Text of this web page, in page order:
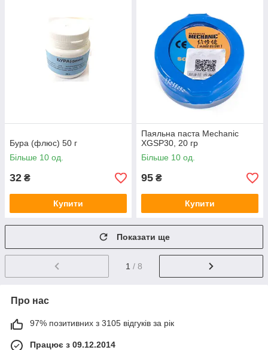
Бура (флюс) 50 г
Більше 10 од.
32 ₴
Купити
Паяльна паста Mechanic
XGSP30, 20 гр
Більше 10 од.
95 ₴
Купити
Показати ще
1 / 8
Про нас
97% позитивних з 3105 відгуків за рік
Працює з 09.12.2014